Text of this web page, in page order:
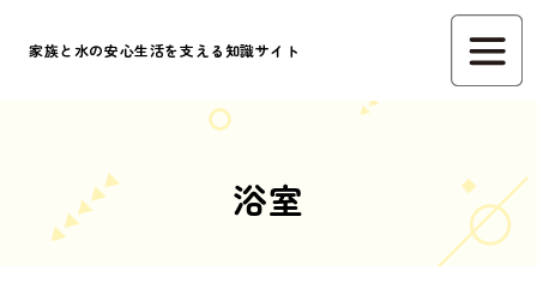
家族と水の安心生活を支える知識サイト
浴室